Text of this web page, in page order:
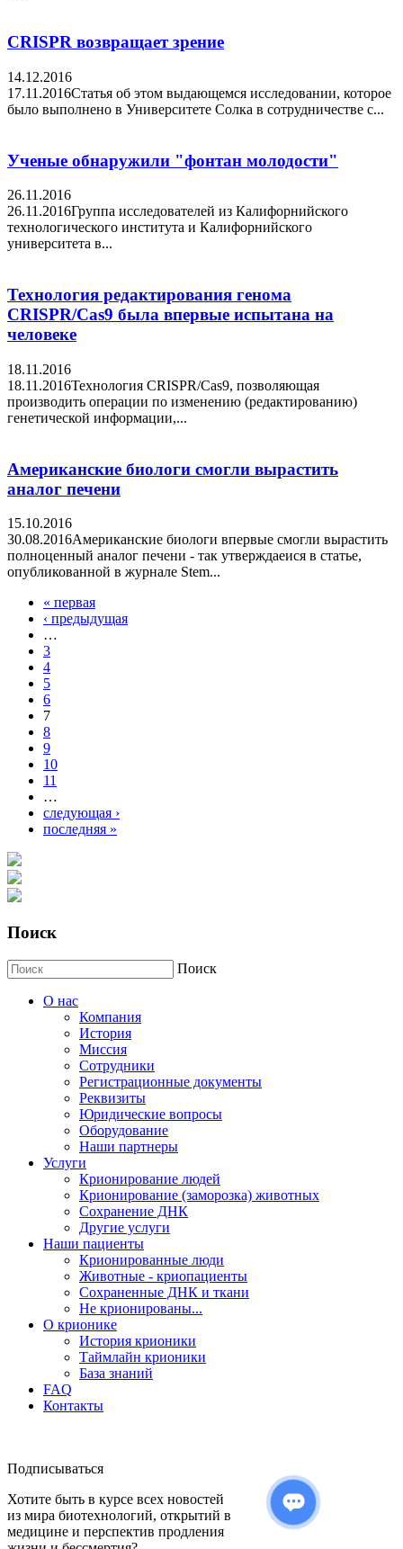
CRISPR возвращает зрение
14.12.2016
17.11.2016Статья об этом выдающемся исследовании, которое
было выполнено в Университете Солка в сотрудничестве с...
Ученые обнаружили "фонтан молодости"
26.11.2016
26.11.2016Группа исследователей из Калифорнийского
технологического института и Калифорнийского
университета в...
Технология редактирования генома
CRISPR/Cas9 была впервые испытана на
человеке
18.11.2016
18.11.2016Технология CRISPR/Cas9, позволяющая
производить операции по изменению (редактированию)
генетической информации,...
Американские биологи смогли вырастить
аналог печени
15.10.2016
30.08.2016Американские биологи впервые смогли вырастить
полноценный аналог печени - так утверждаеися в статье,
опубликованной в журнале Stem...
Страницы
« первая
‹ предыдущая
…
3
4
5
6
7
8
9
10
11
…
следующая ›
последняя »
Поиск
Поиск
О нас
Компания
История
Миссия
Сотрудники
Регистрационные документы
Реквизиты
Юридические вопросы
Оборудование
Наши партнеры
Услуги
Крионирование людей
Крионирование (заморозка) животных
Сохранение ДНК
Другие услуги
Наши пациенты
Крионированные люди
Животные - криопациенты
Сохраненные ДНК и ткани
Не крионированы...
О крионике
История крионики
Таймлайн крионики
База знаний
FAQ
Контакты
Подписываться
Хотите быть в курсе всех новостей
из мира биотехнологий, открытий в
медицине и перспектив продления